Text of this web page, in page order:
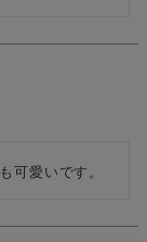
可愛いです。